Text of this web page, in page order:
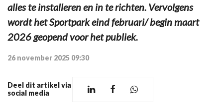
alles te installeren en in te richten. Vervolgens
wordt het Sportpark eind februari/ begin maart
2026 geopend voor het publiek.
26 november 2025 09:30
Deel dit artikel via
social media